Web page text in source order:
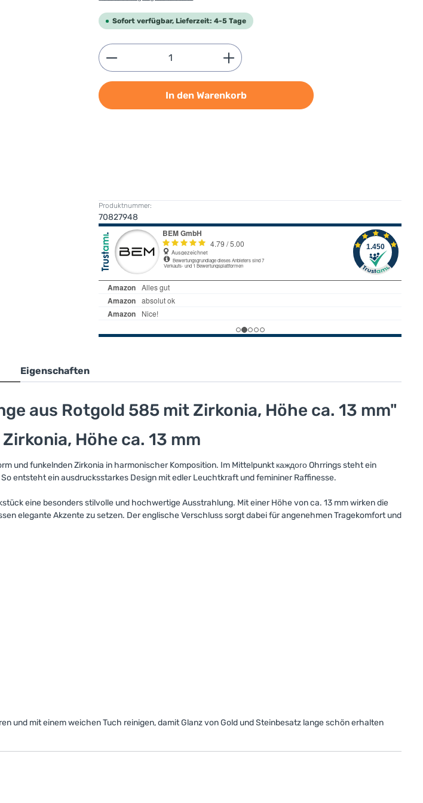
Sofort verfügbar, Lieferzeit: 4-5 Tage
Produkt Anzahl: Gib den gewünschten Wert ein
In den Warenkorb
Produktnummer:
70827948
Eigenschaften
aus Rotgold 585 mit Zirkonia, Höhe ca. 13 mm"
Höhe ca. 13 mm
und funkelnden Zirkonia in harmonischer Komposition. Im Mittelpunkt каждого Ohrrings steht ein
entsteht ein ausdrucksstarkes Design mit edler Leuchtkraft und femininer Raffinesse.
eine besonders stilvolle und hochwertige Ausstrahlung. Mit einer Höhe von ca. 13 mm wirken die
elegante Akzente zu setzen. Der englische Verschluss sorgt dabei für angenehmen Tragekomfort und
und mit einem weichen Tuch reinigen, damit Glanz von Gold und Steinbesatz lange schön erhalten